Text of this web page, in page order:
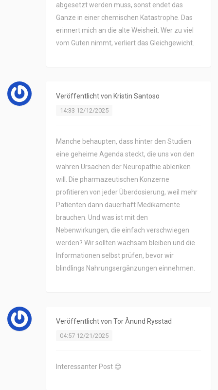
abgesetzt werden muss, sonst endet das
Ganze in einer chemischen Katastrophe. Das
erinnert mich an die alte Weisheit: Wer zu viel
vom Guten nimmt, verliert das Gleichgewicht.
Veröffentlicht von Kristin Santoso
14:33 12/12/2025
Manche behaupten, dass hinter den Studien
eine geheime Agenda steckt, die uns von den
wahren Ursachen der Neuropathie ablenken
will. Die pharmazeutischen Konzerne
profitieren von jeder Überdosierung, weil mehr
Patienten dann dauerhaft Medikamente
brauchen. Und was ist mit den
Nebenwirkungen, die einfach verschwiegen
werden? Wir sollten wachsam bleiben und die
Informationen selbst prüfen, bevor wir
blindlings Nahrungsergänzungen einnehmen.
Veröffentlicht von Tor Ånund Rysstad
04:57 12/21/2025
Interessanter Post 😊